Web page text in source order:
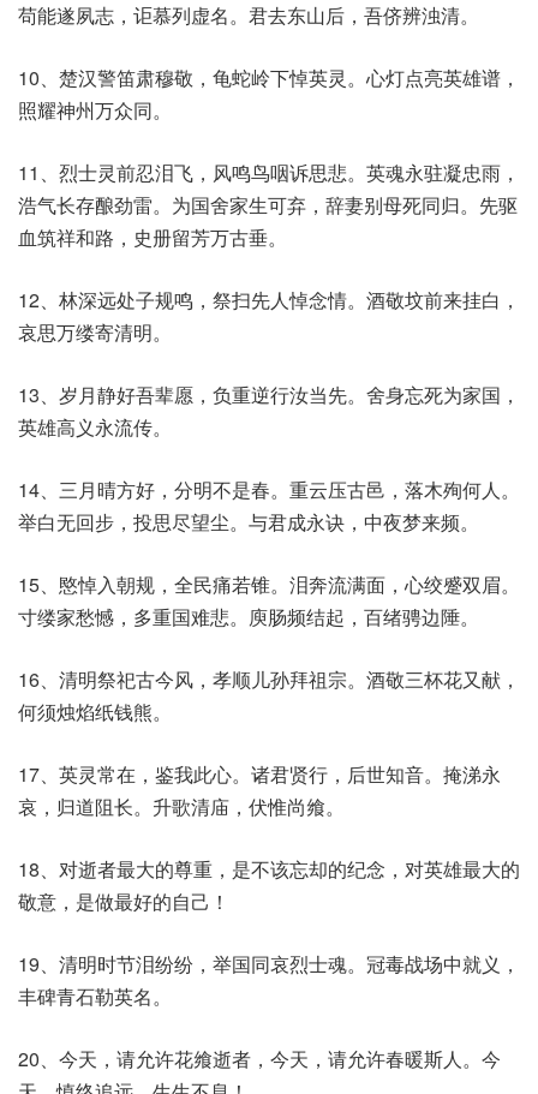
苟能遂夙志，讵慕列虚名。君去东山后，吾侪辨浊清。
10、楚汉警笛肃穆敬，龟蛇岭下悼英灵。心灯点亮英雄谱，
照耀神州万众同。
11、烈士灵前忍泪飞，风鸣鸟咽诉思悲。英魂永驻凝忠雨，
浩气长存酿劲雷。为国舍家生可弃，辞妻别母死同归。先驱
血筑祥和路，史册留芳万古垂。
12、林深远处子规鸣，祭扫先人悼念情。酒敬坟前来挂白，
哀思万缕寄清明。
13、岁月静好吾辈愿，负重逆行汝当先。舍身忘死为家国，
英雄高义永流传。
14、三月晴方好，分明不是春。重云压古邑，落木殉何人。
举白无回步，投思尽望尘。与君成永诀，中夜梦来频。
15、愍悼入朝规，全民痛若锥。泪奔流满面，心绞蹙双眉。
寸缕家愁憾，多重国难悲。庾肠频结起，百绪骋边陲。
16、清明祭祀古今风，孝顺儿孙拜祖宗。酒敬三杯花又献，
何须烛焰纸钱熊。
17、英灵常在，鉴我此心。诸君贤行，后世知音。掩涕永
哀，归道阻长。升歌清庙，伏惟尚飨。
18、对逝者最大的尊重，是不该忘却的纪念，对英雄最大的
敬意，是做最好的自己！
19、清明时节泪纷纷，举国同哀烈士魂。冠毒战场中就义，
丰碑青石勒英名。
20、今天，请允许花飨逝者，今天，请允许春暖斯人。今